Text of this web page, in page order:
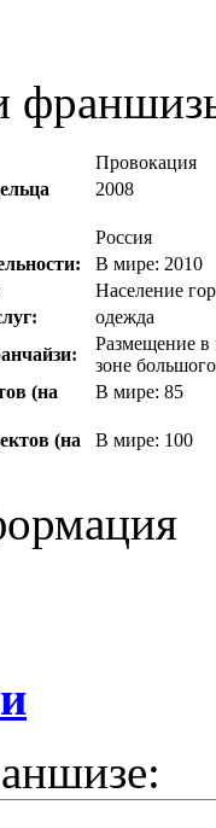
Провокация
2008
Россия
В мире: 2010
Население
одежда
Размещение в
зоне
(на
В мире: 85
(на
В мире: 100